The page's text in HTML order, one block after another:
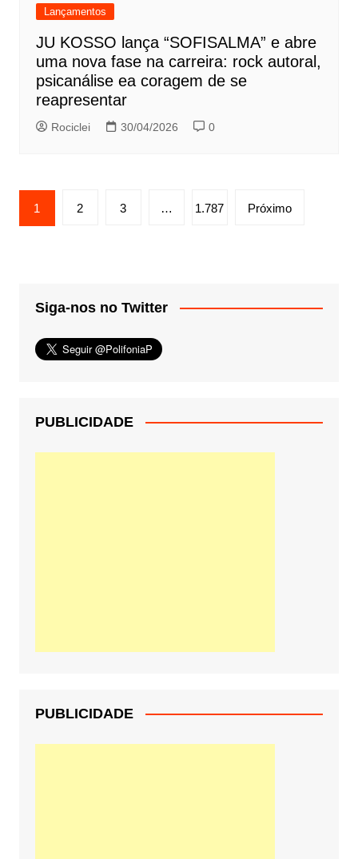
Lançamentos
JU KOSSO lança “SOFISALMA” e abre
uma nova fase na carreira: rock autoral,
psicanálise ea coragem de se
reapresentar
Rociclei 30/04/2026 0
Paginação
de
1 2 3 … 1.787 Próximo
Siga-nos no Twitter
PUBLICIDADE
PUBLICIDADE